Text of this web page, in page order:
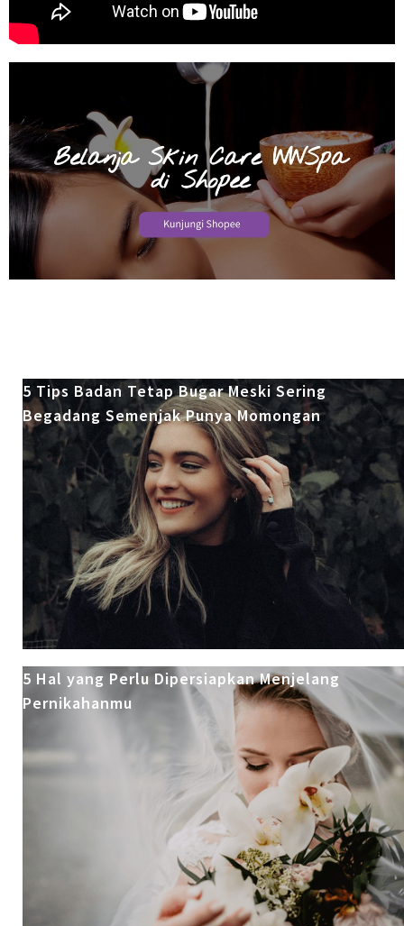
5 Tips Badan Tetap Bugar Meski Sering
Begadang Semenjak Punya Momongan
5 Hal yang Perlu Dipersiapkan Menjelang
Pernikahanmu